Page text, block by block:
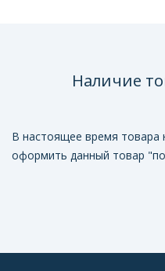
Наличие
В настоящее время
оформить данный товар